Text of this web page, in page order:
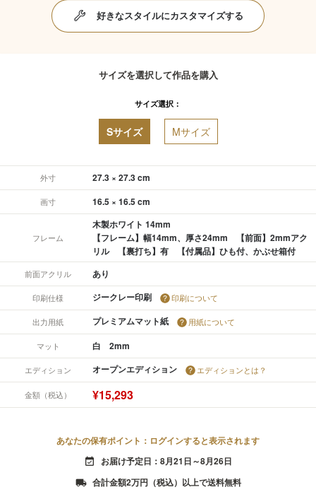
好きなスタイルにカスタマイズする
サイズを選択して作品を購入
サイズ選択：
Sサイズ Mサイズ
外寸 27.3 × 27.3 cm
画寸 16.5 × 16.5 cm
フレーム
木製ホワイト 14mm
【フレーム】幅14mm、厚さ24mm 【前面】2mmアク
リル 【裏打ち】有 【付属品】ひも付、かぶせ箱付
前面アクリル あり
印刷仕様 ジークレー印刷 印刷について
出力用紙 プレミアムマット紙 用紙について
マット 白 2mm
エディション オープンエディション エディションとは？
金額（税込） ¥15,293
あなたの保有ポイント：ログインすると表示されます
event_available お届け予定日：8月21日～8月26日
local_shipping 合計金額2万円（税込）以上で送料無料